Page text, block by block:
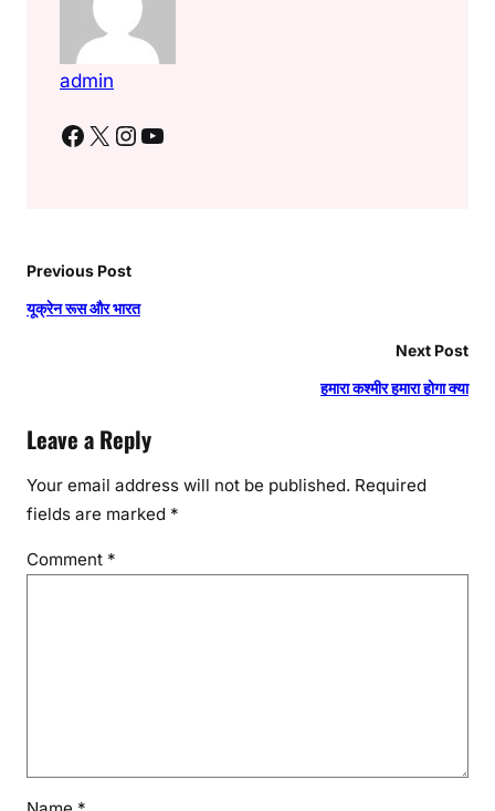
admin
Facebook X Instagram YouTube
Previous Post
यूक्रेन रूस और भारत
Next Post
हमारा कश्मीर हमारा होगा क्या
Leave a Reply
Your email address will not be published. Required
fields are marked *
Comment *